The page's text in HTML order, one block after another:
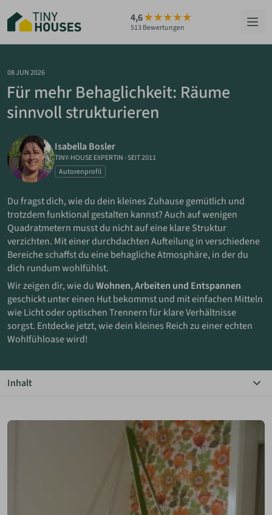
Hauptinhalt
springen
4,6
513 Bewertungen
HÄUSER
BERATUNG
RATGEBER
ÜBER UNS
ZUM HAUS-FINDER
PARTNER WERDEN
ANMELDEN
08 JUN 2026
Für mehr Behaglichkeit: Räume
sinnvoll strukturieren
Isabella Bosler
TINY-HOUSE EXPERTIN · SEIT 2011
Autorenprofil
Du fragst dich, wie du dein kleines Zuhause gemütlich und
trotzdem funktional gestalten kannst? Auch auf wenigen
Quadratmetern musst du nicht auf eine klare Struktur
verzichten. Mit einer durchdachten Aufteilung in verschiedene
Bereiche schaffst du eine behagliche Atmosphäre, in der du
dich rundum wohlfühlst.
Wir zeigen dir, wie duWohnen, Arbeiten und Entspannen
geschickt unter einen Hut bekommst und mit einfachen Mitteln
wie Licht oder optischen Trennern für klare Verhältnisse
sorgst. Entdecke jetzt, wie dein kleines Reich zu einer echten
Wohlfühloase wird!
Inhalt
Beleuchtung als Raumtrenner